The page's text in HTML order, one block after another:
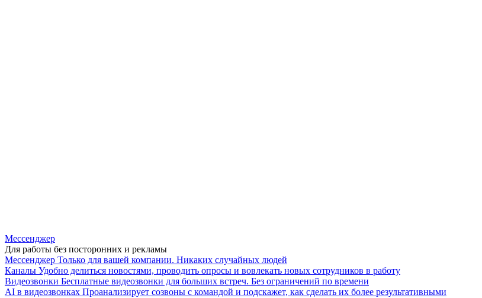
Мессенджер
Для работы без посторонних и рекламы
Мессенджер Только для вашей компании. Никаких случайных людей
Каналы Удобно делиться новостями, проводить опросы и вовлекать новых сотрудников в работу
Видеозвонки Бесплатные видеозвонки для больших встреч. Без ограничений по времени
AI в видеозвонках Проанализирует созвоны с командой и подскажет, как сделать их более результативными